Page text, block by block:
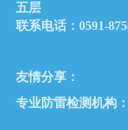
五层
联系电话：0591-
友情分享：
专业防雷检测机构：